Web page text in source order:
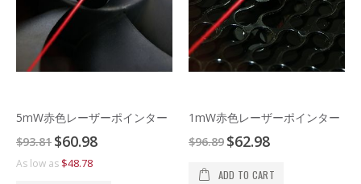
5mW赤色レーザーポインター
$93.81 Special
Price
$60.98
As low as $48.78
1mW赤色レーザーポインター
$96.89 Special
Price
$62.98
ADD TO CART